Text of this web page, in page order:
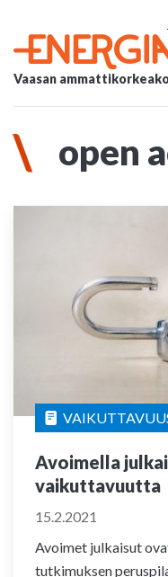
Vaasan
open
Avoimella
vaikuttavuutta
15.2.2021
Avoimet julkaisut
tutkimuksen